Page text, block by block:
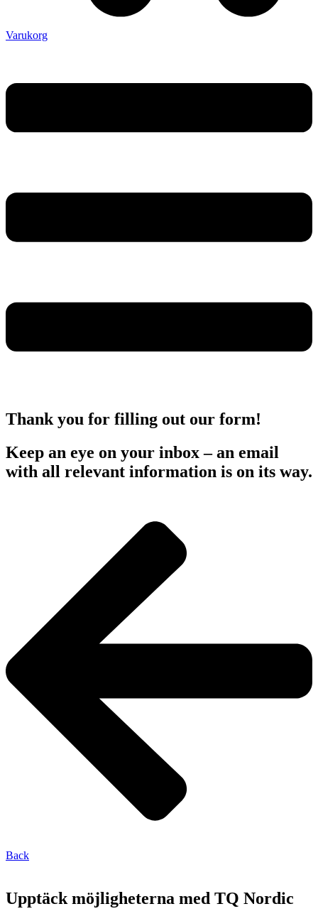
Varukorg
Thank you for filling out our form!
Keep an eye on your inbox – an email
with all relevant information is on its way.
Back
Upptäck möjligheterna med TQ Nordic